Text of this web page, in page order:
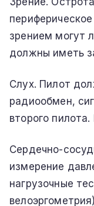
зрением могут
должны иметь
Слух. Пилот
радиообмен,
второго
Сердечно-
измерение
нагрузочные